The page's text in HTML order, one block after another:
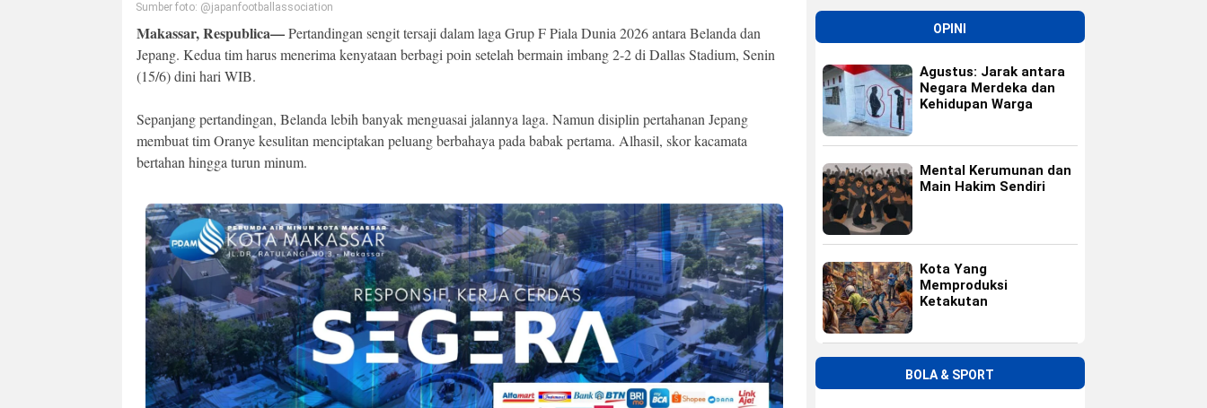
Sumber foto: @japanfootballassociation
Makassar, Respublica—Pertandingan sengit tersaji dalam laga Grup F Piala Dunia 2026 antara Belanda dan
Jepang. Kedua tim harus menerima kenyataan berbagi poin setelah bermain imbang 2-2 di Dallas Stadium, Senin
(15/6) dini hari WIB.
Sepanjang pertandingan, Belanda lebih banyak menguasai jalannya laga. Namun disiplin pertahanan Jepang
membuat tim Oranye kesulitan menciptakan peluang berbahaya pada babak pertama. Alhasil, skor kacamata
bertahan hingga turun minum.
OPINI
Agustus: Jarak antara
Negara Merdeka dan
Kehidupan Warga
Mental Kerumunan dan
Main Hakim Sendiri
Kota Yang
Memproduksi
Ketakutan
BOLA & SPORT